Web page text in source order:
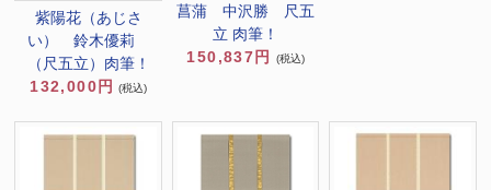
紫陽花（あじさ
い） 鈴木優莉
（尺五立）肉筆！
132,000円
(税込)
菖蒲 中沢勝 尺五
立 肉筆！
150,837円
(税込)